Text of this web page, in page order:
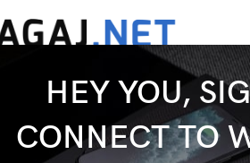
HEY YOU,
CONNECT TO
Tavan Barı Basic Mitsubishi Pajero